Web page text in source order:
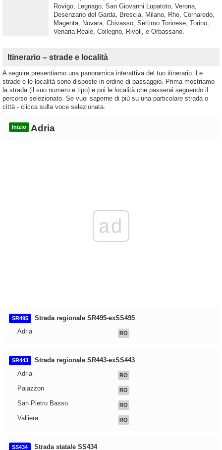
Rovigo, Legnago, San Giovanni Lupatoto, Verona,
Desenzano del Garda, Brescia, Milano, Rho, Cornaredo,
Magenta, Novara, Chivasso, Settimo Torinese, Torino,
Venaria Reale, Collegno, Rivoli, e Orbassano.
Itinerario – strade e località
A seguire presentiamo una panoramica interattiva del tuo itinerario. Le
strade e le località sono disposte in ordine di passaggio. Prima mostriamo
la strada (il suo numero e tipo) e poi le località che passerai seguendo il
percorso selezionato. Se vuoi saperne di più su una particolare strada o
città - clicca sulla voce selezionata.
Inizio Adria
ad
SR495
Strada regionale SR495-exSS495
Adria
RO
SR443
Strada regionale SR443-exSS443
Adria
RO
Palazzon RO
San Pietro Basso RO
Valliera RO
SS434
Strada statale SS434